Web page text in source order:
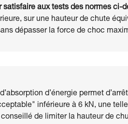
satisfaire aux tests des normes ci-
sur une hauteur de chute
dépasser la force de choc
d’énergie permet
inférieure à 6 kN, une
de limiter la hauteur de